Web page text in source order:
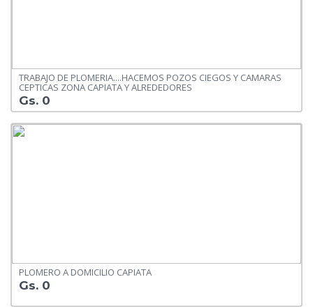
TRABAJO DE PLOMERIA....HACEMOS POZOS CIEGOS Y CAMARAS
CEPTICAS ZONA CAPIATA Y ALREDEDORES
Gs. 0
PLOMERO A DOMICILIO CAPIATA
Gs. 0